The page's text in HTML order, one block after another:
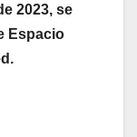
2023, se
Espacio